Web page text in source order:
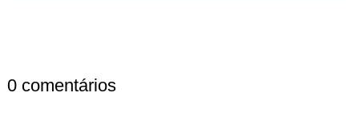
0 comentários